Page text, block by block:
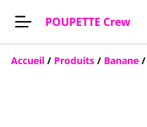
POUPETTE Crew
Accueil / Produits / Banane /